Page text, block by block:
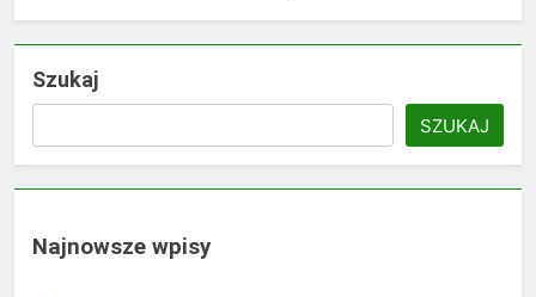
Szukaj
SZUKAJ
Najnowsze wpisy